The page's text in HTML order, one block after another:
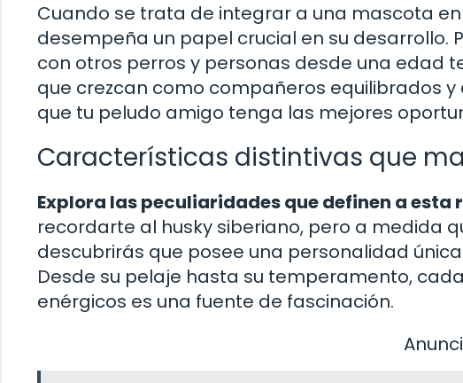
Cuando se trata de integrar a una mascota
desempeña un papel crucial en su desarrollo.
con otros perros y personas desde una
que crezcan como compañeros equilibrados
que tu peludo amigo tenga las mejores
Características distintivas que
Explora las peculiaridades que definen a esta
recordarte al husky siberiano, pero a medida
descubrirás que posee una personalidad
Desde su pelaje hasta su temperamento,
enérgicos es una fuente de fascinación.